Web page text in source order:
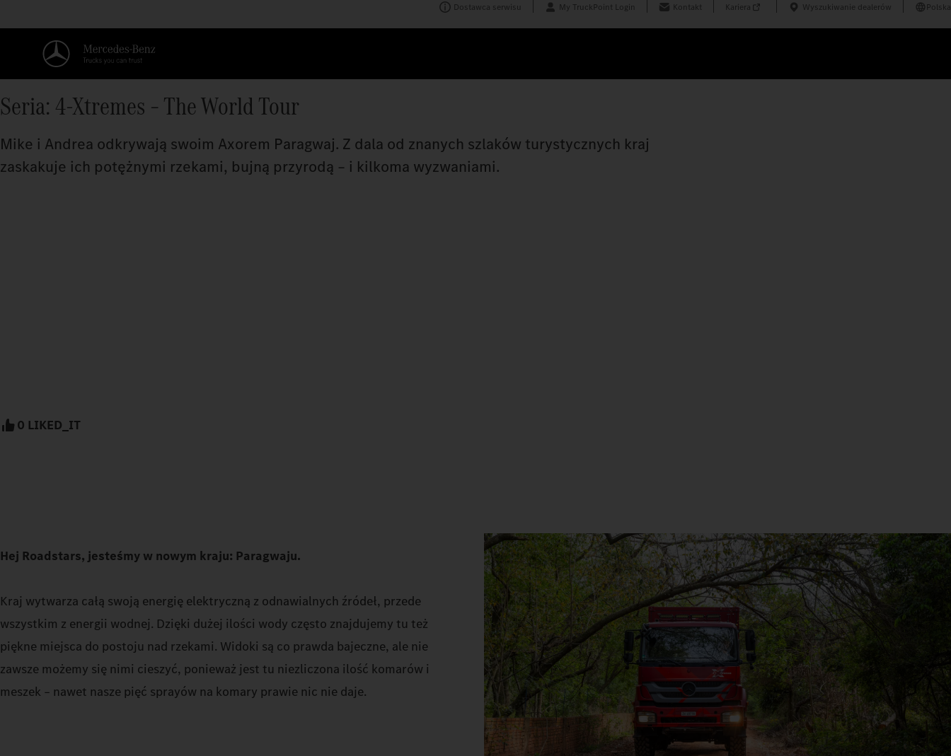
Dostawca serwisu My TruckPoint Login Kontakt Kariera Wyszukiwanie dealerów Polska
Seria: 4-Xtremes – The World Tour
Mike i Andrea odkrywają swoim Axorem Paragwaj. Z dala od znanych szlaków turystycznych kraj
zaskakuje ich potężnymi rzekami, bujną przyrodą – i kilkoma wyzwaniami.
0 LIKED_IT
Hej Roadstars, jesteśmy w nowym kraju: Paragwaju.
Kraj wytwarza całą swoją energię elektryczną z odnawialnych źródeł, przede
wszystkim z energii wodnej. Dzięki dużej ilości wody często znajdujemy tu też
piękne miejsca do postoju nad rzekami. Widoki są co prawda bajeczne, ale nie
zawsze możemy się nimi cieszyć, ponieważ jest tu niezliczona ilość komarów i
meszek – nawet nasze pięć sprayów na komary prawie nic nie daje.